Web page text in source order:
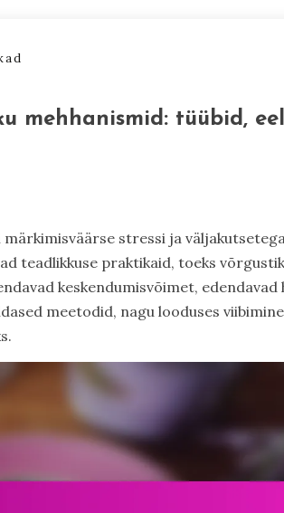
mehhanismid: tüübid,
stressi ja
teadlikkuse praktikaid, toeks
keskendumisvõimet, edendavad
meetodid, nagu looduses